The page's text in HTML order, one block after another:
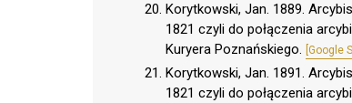
Korytkowski, Jan. 1889.
1821 czyli do połączenia
Kuryera Poznańskiego. [Google
Korytkowski, Jan. 1891.
1821 czyli do połączenia